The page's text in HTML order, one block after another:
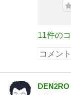
11件の
DEN2RO